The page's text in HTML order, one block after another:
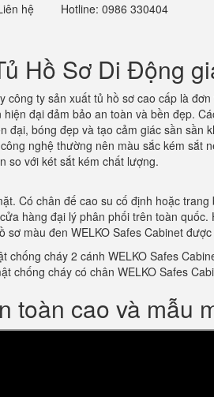
hệ Hotline: 0986 330404
Hồ Sơ Di Động
công ty sản xuất tủ hồ sơ cao cấp là
đại đảm bảo an toàn và bền đẹp.
bóng đẹp và tạo cảm giác sần sần
nghệ thường nên màu sắc kém sắt
so với két sắt kém chất lượng.
Có chân đế cao su cố định hoặc
hàng đại lý phân phối trên toàn
màu đen WELKO Safes Cabinet
chống cháy 2 cánh WELKO Safes
chống cháy có chân WELKO Safes
toàn cao và mẫu